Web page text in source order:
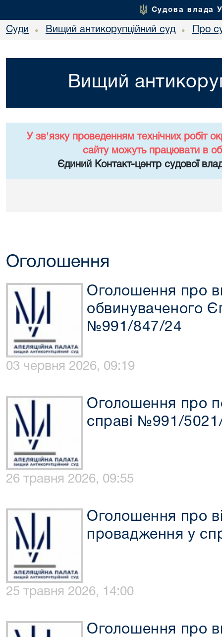
Судова влада
Суди • Вищий антикорупційний суд • Про
Вищий
У зв'язку проведенням технічних робіт
сайту можуть працювати в
Єдиний Контакт-центр судової
Оголошення
Оголошення про
обвинуваченого
№991/847/24
03 червня 2026, 09:19
Оголошення про
справі №991/
26 травня 2026, 09:55
Оголошення про
провадження у
25 травня 2026, 14:00
Оголошення про